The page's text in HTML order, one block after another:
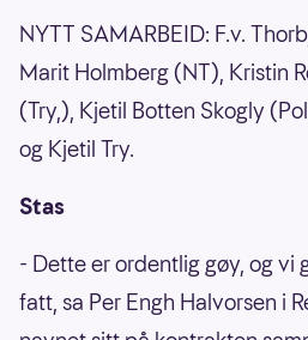
NYTT SAMARBEID: F.v.
Marit Holmberg (NT), Kristin
(Try,), Kjetil Botten Skogly
og Kjetil Try.
Stas
- Dette er ordentlig gøy, og vi
fatt, sa Per Engh Halvorsen i